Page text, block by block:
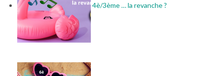
4è/3ème … la revanche ?